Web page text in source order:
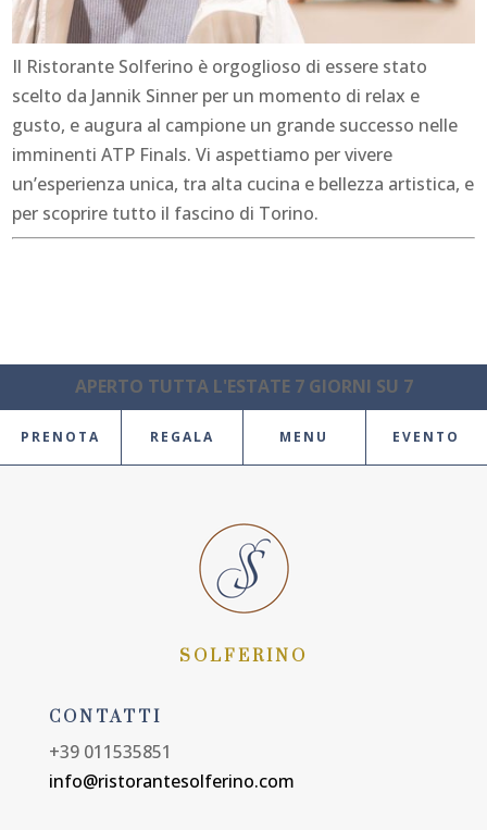
Il Ristorante Solferino è orgoglioso di essere stato
scelto da Jannik Sinner per un momento di relax e
gusto, e augura al campione un grande successo nelle
imminenti ATP Finals. Vi aspettiamo per vivere
un’esperienza unica, tra alta cucina e bellezza artistica, e
per scoprire tutto il fascino di Torino.
APERTO TUTTA L'ESTATE 7 GIORNI SU 7
PRENOTA REGALA MENU EVENTO
SOLFERINO
CONTATTI
+39 011535851
info@ristorantesolferino.com